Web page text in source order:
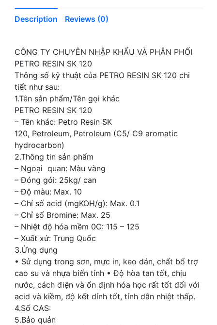
Description Reviews (0)
CÔNG TY CHUYÊN NHẬP KHẨU VÀ PHÂN PHỐI
PETRO RESIN SK 120
Thông số kỹ thuật của PETRO RESIN SK 120 chi
tiết như sau:
1.Tên sản phẩm/Tên gọi khác
PETRO RESIN SK 120
– Tên khác: Petro Resin SK
120, Petroleum, Petroleum (C5/ C9 aromatic
hydrocarbon)
2.Thông tin sản phẩm
– Ngoại quan: Màu vàng
– Đóng gói: 25kg/ can
– Độ màu: Max. 10
– Chỉ số acid (mgKOH/g): Max. 0.1
– Chỉ số Bromine: Max. 25
– Nhiệt độ hóa mềm 0C: 115 – 125
– Xuất xứ: Trung Quốc
3.Ứng dụng
• Sử dụng trong sơn, mực in, keo dán, chất bổ trợ
cao su và nhựa biến tính • Độ hòa tan tốt, chịu
nước, cách điện và ổn định hóa học rất tốt đối với
acid và kiềm, độ kết dính tốt, tính dẫn nhiệt thấp.
4.Số CAS:
5.Bảo quản